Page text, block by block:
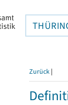
Zurück |